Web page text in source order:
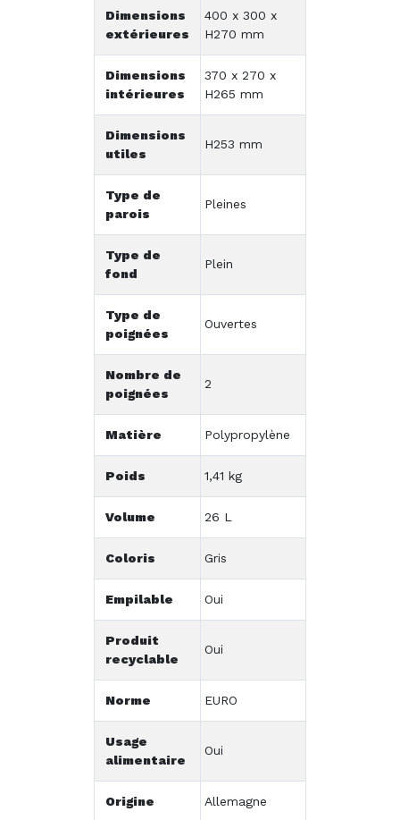
Dimensions
extérieures
400 x 300 x
H270 mm
Dimensions
intérieures
370 x 270 x
H265 mm
Dimensions
utiles
H253 mm
Type de
parois
Pleines
Type de
fond
Plein
Type de
poignées
Ouvertes
Nombre de
poignées
2
Matière Polypropylène
Poids 1,41 kg
Volume 26 L
Coloris Gris
Empilable Oui
Produit
recyclable
Oui
Norme EURO
Usage
alimentaire
Oui
Origine Allemagne